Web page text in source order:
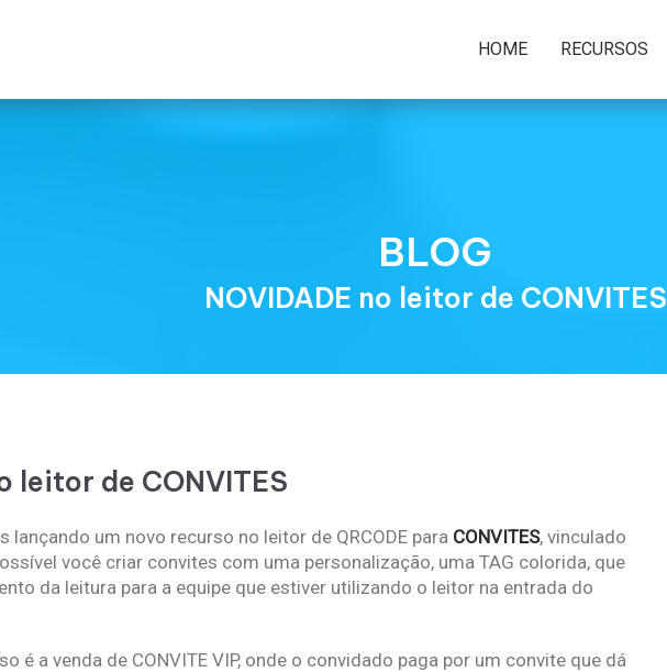
HOME RECURSOS
BLOG
NOVIDADE no leitor de CONVITES
leitor de CONVITES
lançando um novo recurso no leitor de QRCODE para CONVITES, vinculado
você criar convites com uma personalização, uma TAG colorida, que
da leitura para a equipe que estiver utilizando o leitor na entrada do
é a venda de CONVITE VIP, onde o convidado paga por um convite que dá